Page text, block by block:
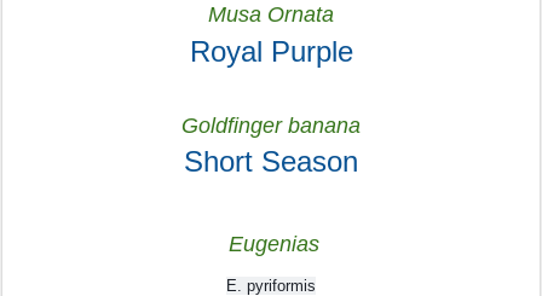
Musa Ornata
Royal Purple
Goldfinger banana
Short Season
Eugenias
E. pyriformis